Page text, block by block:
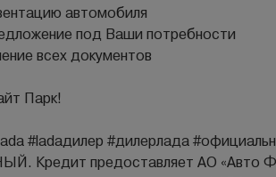
автомобиля
под Ваши потребности
всех документов
Парк!
#lаdадилер #дилерлада
Кредит предоставляет АО «Авто